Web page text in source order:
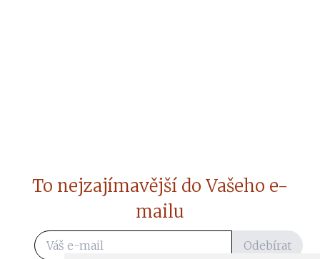
To nejzajímavější do Vašeho e-
mailu
Odebírat